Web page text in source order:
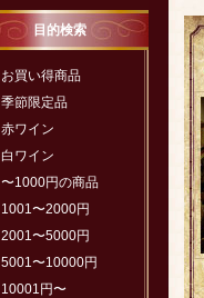
目的検索
お買い得商品
季節限定品
赤ワイン
白ワイン
〜1000円の商品
1001〜2000円
2001〜5000円
5001〜10000円
10001円〜